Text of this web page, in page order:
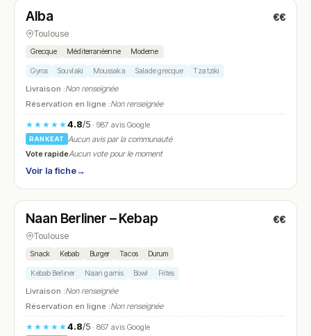
N° 12
Alba €€
Toulouse
Grecque Méditerranéenne Moderne
Gyros Souvlaki Moussaka Salade grecque Tzatziki
Livraison :Non renseignée
Réservation en ligne :Non renseignée
★★★★★4.8/5· 987 avis Google
RANKEAT
Aucun avis par la communauté
Vote rapideAucun vote pour le moment
Voir la fiche→
N° 13
Naan Berliner – Kebap €€
Toulouse
Snack Kebab Burger Tacos Durum
Kebab Berliner Naan garnis Bowl Frites
Livraison :Non renseignée
Réservation en ligne :Non renseignée
★★★★★4.8/5· 867 avis Google